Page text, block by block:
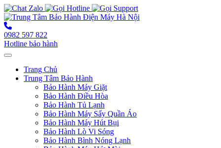
0982 597 822
Hotline bảo hành
Toggle navigation
Trang Chủ
Trung Tâm Bảo Hành
Bảo Hành Máy Giặt
Bảo Hành Điều Hòa
Bảo Hành Tủ Lạnh
Bảo Hành Máy Sấy Quần Áo
Bảo Hành Máy Hút Bụi
Bảo Hành Lò Vi Sóng
Bảo Hành Bình Nóng Lạnh